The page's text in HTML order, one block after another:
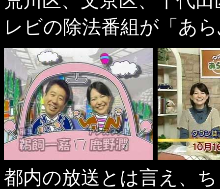
レビの除法番組が「あ
都内の放送とは言え、